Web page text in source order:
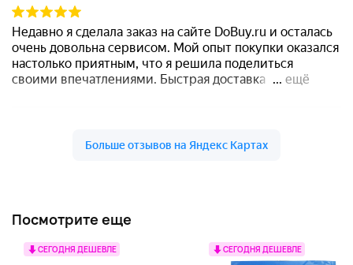
Посмотрите еще
СЕГОДНЯ ДЕШЕВЛЕ СЕГОДНЯ ДЕШЕВЛЕ